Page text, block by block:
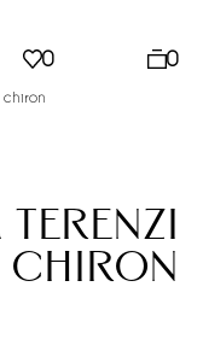
0 0
terenzi
chiron